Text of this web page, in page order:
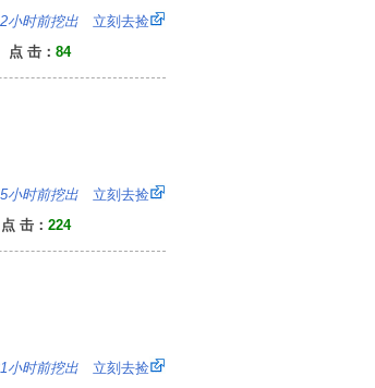
2小时前挖出 立刻去捡
点 击： 84
小时前挖出 立刻去捡
点 击： 224
小时前挖出 立刻去捡